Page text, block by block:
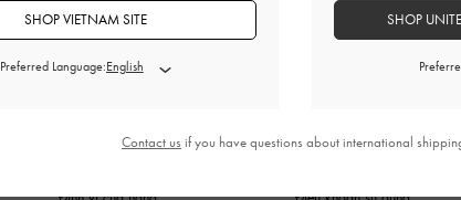
SHOP VIETNAM SITE
Preferred Language:
SHOP
Contact us if you have questions about international